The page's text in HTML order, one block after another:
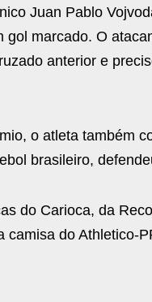
Juan Pablo
marcado. O
anterior e
o atleta também
brasileiro,
do Carioca, da
camisa do